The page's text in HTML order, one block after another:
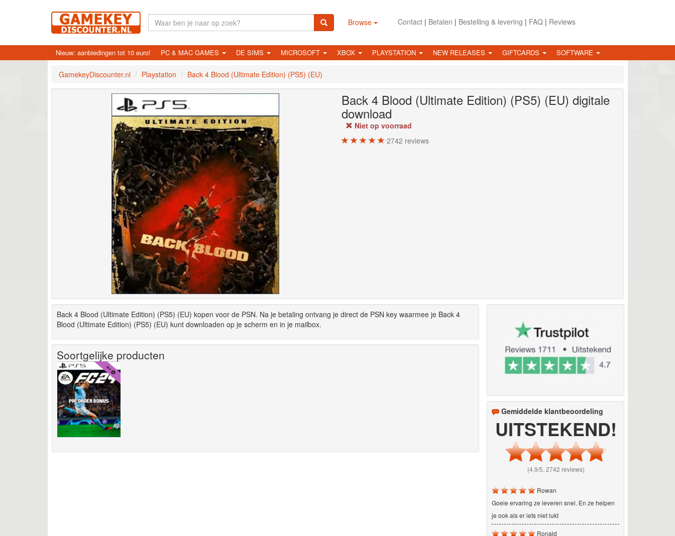
Browse Contact| Betalen | Bestelling & levering | FAQ| Reviews
Nieuw: aanbiedingen tot 10 euro! PC & MAC GAMES DE SIMS MICROSOFT XBOX PLAYSTATION NEW RELEASES GIFTCARDS SOFTWARE
GamekeyDiscounter.nl Playstation Back 4 Blood (Ultimate Edition) (PS5) (EU)
Back 4 Blood (Ultimate Edition) (PS5) (EU) digitale
download
Niet op voorraad
2742 reviews
Back 4 Blood (Ultimate Edition) (PS5) (EU) kopen voor de PSN. Na je betaling ontvang je direct de PSN key waarmee je Back 4
Blood (Ultimate Edition) (PS5) (EU) kunt downloaden op je scherm en in je mailbox.
Soortgelijke producten
Gemiddelde klantbeoordeling
UITSTEKEND!
(4.9/5, 2742 reviews)
Rowan
Goeie ervaring ze leveren snel. En ze helpen
je ook als er iets niet lukt
Ronald